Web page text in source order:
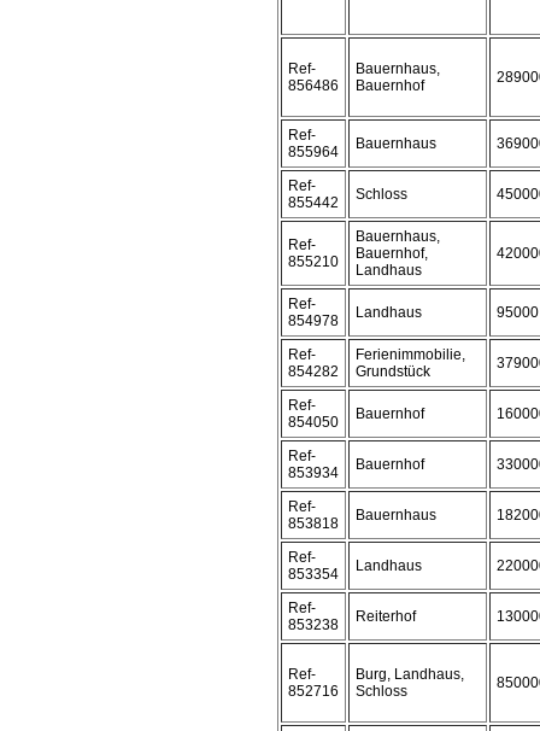
Ref-
856486
Bauernhaus,
Bauernhof
Ref-
855964
Bauernhaus
Ref-
855442
Schloss
Ref-
855210
Bauernhaus,
Bauernhof,
Landhaus
Ref-
854978
Landhaus 95000
Ref-
854282
Ferienimmobilie,
Grundstück
Ref-
854050
Bauernhof
Ref-
853934
Bauernhof
Ref-
853818
Bauernhaus
Ref-
853354
Landhaus
Ref-
853238
Reiterhof
Ref-
852716
Burg, Landhaus,
Schloss